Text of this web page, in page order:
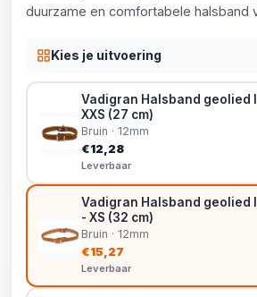
duurzame en comfortabele halsband
Kies je uitvoering
Vadigran Halsband geolied
XXS (27 cm)
Bruin · 12mm
€12,28
Leverbaar
Vadigran Halsband geolied
- XS (32 cm)
Bruin · 12mm
€15,27
Leverbaar